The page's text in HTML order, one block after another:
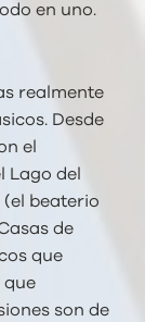
en uno.
realmente
Desde
el
Lago del
beaterio
de
que
que
son de